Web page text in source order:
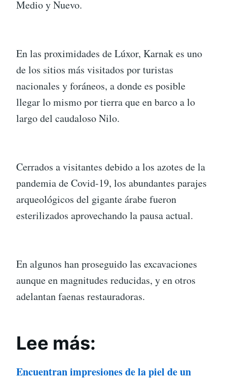
Medio y Nuevo.
En las proximidades de Lúxor, Karnak es uno
de los sitios más visitados por turistas
nacionales y foráneos, a donde es posible
llegar lo mismo por tierra que en barco a lo
largo del caudaloso Nilo.
Cerrados a visitantes debido a los azotes de la
pandemia de Covid-19, los abundantes parajes
arqueológicos del gigante árabe fueron
esterilizados aprovechando la pausa actual.
En algunos han proseguido las excavaciones
aunque en magnitudes reducidas, y en otros
adelantan faenas restauradoras.
Lee más:
Encuentran impresiones de la piel de un